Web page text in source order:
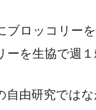
ブロッコリー
ーを生協で週
自由研究では